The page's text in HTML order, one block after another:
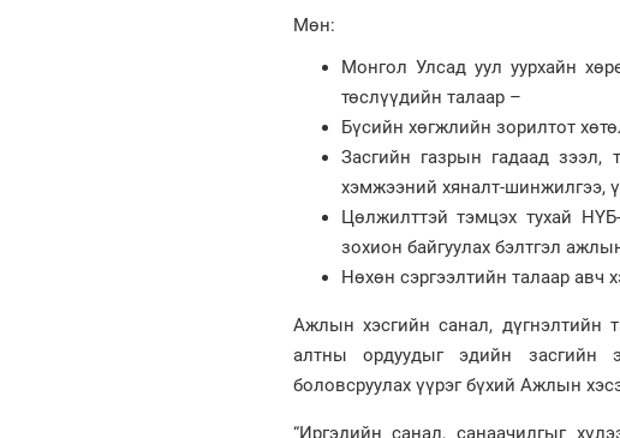
Мөн:
Монгол Улсад уул уурхайн
төслүүдийн талаар –
Бүсийн хөгжлийн зорилтот
Засгийн газрын гадаад зээл,
хэмжээний хяналт-шинжилгээ,
Цөлжилттэй тэмцэх тухай
зохион байгуулах бэлтгэл
Нөхөн сэргээлтийн талаар авч
Ажлын хэсгийн санал, дүгнэлтийн
алтны ордуудыг эдийн засгийн
боловсруулах үүрэг бүхий Ажлын
“Иргэдийн санал, санаачилгыг